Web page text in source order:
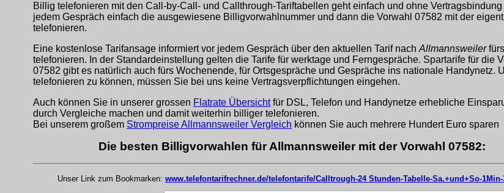
Billig telefonieren mit den Call-by-Call- und Callthrough-Tariftabellen geht einfach und ohne Vertragsbindung
jedem Gespräch einfach die ausgewiesene Billigvorwahlnummer und dann die Vorwahl 07582 mit der
telefonieren.
Eine kostenlose Tarifansage informiert vor jedem Gespräch über den aktuellen Tarif nach Allmannsweilerfürs
telefonieren. In der Standardeinstellung gelten die Tarife für werktage und Ferngespräche. Spartarife für die
07582 gibt es natürlich auch fürs Wochenende, für Ortsgespräche und Gespräche ins nationale Handynetz.
telefonieren zu können, müssen Sie bei uns keine Vertragsverpflichtungen eingehen.
Auch können Sie in unserer grossen Flatrate Übersichtfür DSL, Telefon und Handynetze erhebliche
durch Vergleiche machen und damit weiterhin billiger telefonieren.
Bei unserem großem Strompreise Allmannsweiler Vergleich können Sie auch mehrere Hundert Euro sparen
Die besten Billigvorwahlen für Allmannsweiler mit der Vorwahl 07582:
Unser Link zum Bookmarken: www.telefontarifrechner.de/telefontarife/Calltrough-24 Stunden-Tabelle-Sa.+und+So-1Min-